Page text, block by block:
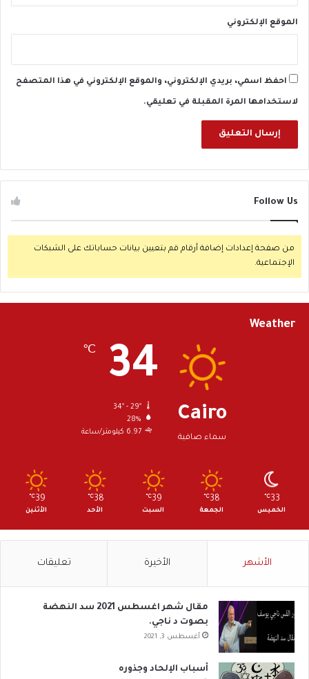
الموقع الإلكتروني
احفظ اسمي، بريدي الإلكتروني، والموقع الإلكتروني في هذا المتصفح
لاستخدامها المرة المقبلة في تعليقي.
Follow Us
من صفحة إعدادات إضافة أرقام قم بتعيين بيانات حساباتك على الشبكات
الإجتماعية.
Weather
Cairo
سماء صافية
34
℃
34º - 29º
28%
6.97 كيلومتر/ساعة
33
℃
الخميس
38
℃
الجمعة
39
℃
السبت
38
℃
الأحد
39
℃
الأثنين
الأشهر الأخيرة تعليقات
مقال شهر اغسطس 2021 سد النهضة
بصوت د ناجي.
أغسطس 3, 2021
أسباب الإلحاد وجذوره